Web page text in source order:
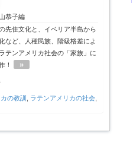
恭子編
先住文化と、イベリア半島から
など、人種民族、階級格差によ
テンアメリカ社会の「家族」に
！
»
の教訓 ラテンアメリカの社会